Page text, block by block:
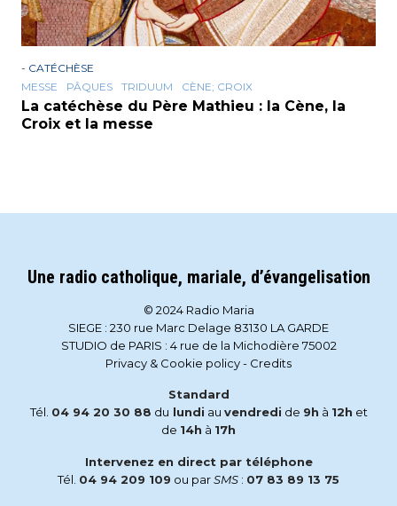
- CATÉCHÈSE
MESSE
PÂQUES TRIDUUM CÈNE; CROIX
La catéchèse du Père Mathieu : la Cène, la
Croix et la messe
Une radio catholique, mariale, d’évangelisation
© 2024 Radio Maria
SIEGE : 230 rue Marc Delage 83130 LA GARDE
STUDIO de PARIS : 4 rue de la Michodière 75002
Privacy & Cookie policy- Credits
Standard
Tél. 04 94 20 30 88 du lundi au vendredi de 9h à 12h et
de 14h à 17h
Intervenez en direct par téléphone
Tél. 04 94 209 109 ou parSMS : 07 83 89 13 75